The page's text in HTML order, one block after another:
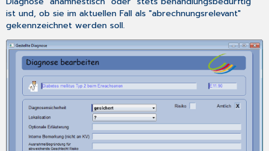
ist und, ob sie im aktuellen Fall als "abrechnungsrelevant"
gekennzeichnet werden soll.